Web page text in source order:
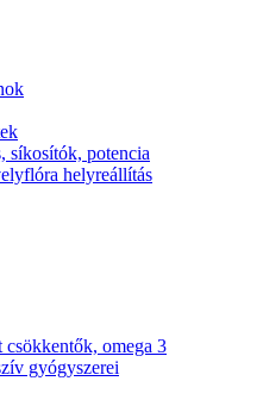
síkosítók, potencia
helyreállítás
csökkentők, omega 3
gyógyszerei